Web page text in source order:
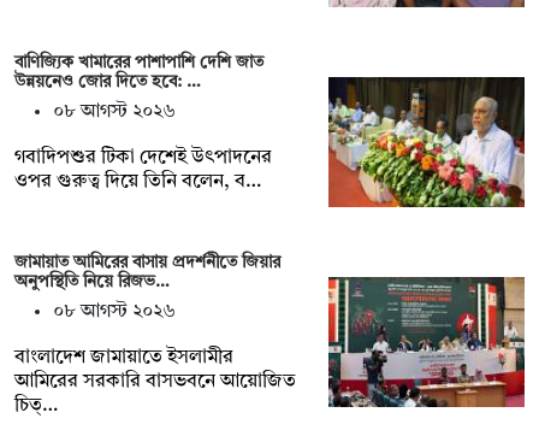
বাণিজ্যিক খামারের পাশাপাশি দেশি জাত
উন্নয়নেও জোর দিতে হবে: …
০৮ আগস্ট ২০২৬
গবাদিপশুর টিকা দেশেই উৎপাদনের
ওপর গুরুত্ব দিয়ে তিনি বলেন, ব…
জামায়াত আমিরের বাসায় প্রদর্শনীতে জিয়ার
অনুপস্থিতি নিয়ে রিজভ…
০৮ আগস্ট ২০২৬
বাংলাদেশ জামায়াতে ইসলামীর
আমিরের সরকারি বাসভবনে আয়োজিত
চিত্…